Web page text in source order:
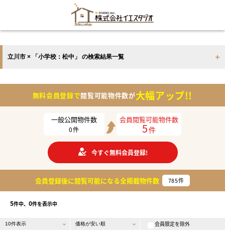
立川市 × 「小学校：松中」 の検索結果一覧
無料会員登録で閲覧可能物件数が大幅アップ!!
一般公開物件数
0件
会員閲覧可能物件数
5件
今すぐ無料会員登録!
会員登録後に閲覧可能になる全掲載物件数 785件
5件中、 0件を表示中
会員限定を除外